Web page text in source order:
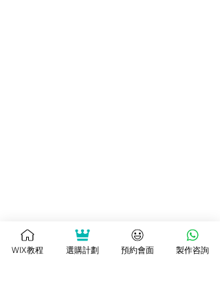
WIX教程 選購計劃 預約會面 製作咨詢